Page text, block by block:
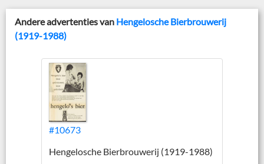
Andere advertenties van Hengelosche Bierbrouwerij
(1919-1988)
#10673
Hengelosche Bierbrouwerij (1919-1988)